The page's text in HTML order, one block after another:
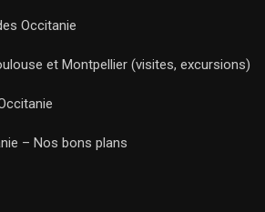
Occitanie
et Montpellier (visites, excursions)
– Nos bons plans